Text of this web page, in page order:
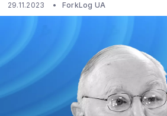
29.11.2023 ForkLog UA